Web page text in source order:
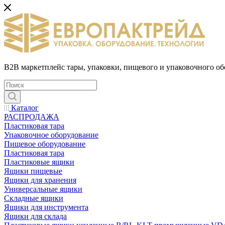
B2B маркетплейс тары, упаковки, пищевого и упаковочного
Каталог
РАСПРОДАЖА
Пластиковая тара
Упаковочное оборудование
Пищевое оборудование
Пластиковая тара
Пластиковые ящики
Ящики пищевые
Ящики для хранения
Универсальные ящики
Складные ящики
Ящики для инструмента
Ящики для склада